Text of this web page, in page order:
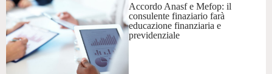
Accordo Anasf e Mefop: il
consulente finaziario farà
educazione finanziaria e
previdenziale